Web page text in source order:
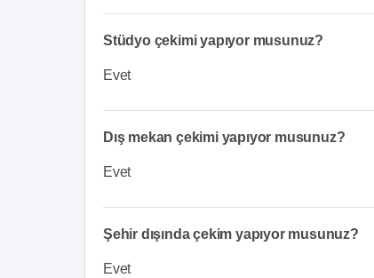
Stüdyo çekimi yapıyor musunuz?
Evet
Dış mekan çekimi yapıyor musunuz?
Evet
Şehir dışında çekim yapıyor musunuz?
Evet